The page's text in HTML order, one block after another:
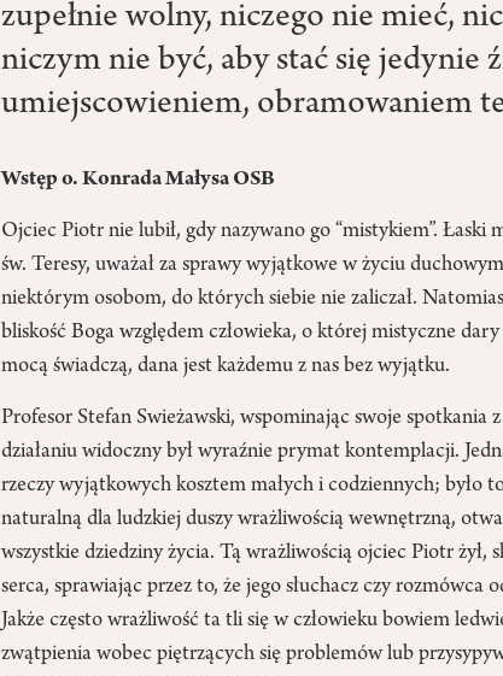
zupełnie wolny, niczego nie mieć,
niczym nie być, aby stać się jedynie
umiejscowieniem, obramowaniem
Wstęp o. Konrada Małysa OSB
Ojciec Piotr nie lubił, gdy nazywano go “mistykiem”. Łaski
św. Teresy, uważał za sprawy wyjątkowe w życiu
niektórym osobom, do których siebie nie zaliczał.
bliskość Boga względem człowieka, o której mistyczne
mocą świadczą, dana jest każdemu z nas bez wyjątku.
Profesor Stefan Swieżawski, wspominając swoje spotkania
działaniu widoczny był wyraźnie prymat kontemplacji.
rzeczy wyjątkowych kosztem małych i codziennych; było
naturalną dla ludzkiej duszy wrażliwością wewnętrzną,
wszystkie dziedziny życia. Tą wrażliwością ojciec Piotr żył,
serca, sprawiając przez to, że jego słuchacz czy rozmówca
Jakże często wrażliwość ta tli się w człowieku bowiem
zwątpienia wobec piętrzących się problemów lub